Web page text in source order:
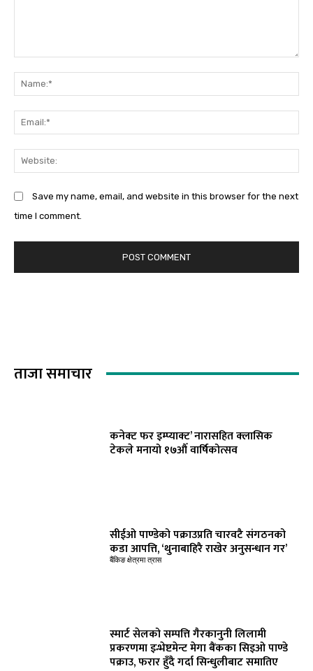
Save my name, email, and website in this browser for the next
time I comment.
ताजा समाचार
कनेक्ट फर इम्प्याक्ट’ नारासहित क्लासिक
टेकले मनायो १७औँ वार्षिकोत्सव
सीईओ पाण्डेको पक्राउप्रति चारवटै संगठनको
कडा आपत्ति, ‘थुनाबाहिरै राखेर अनुसन्धान गर’
बैंकिङ क्षेत्रमा त्रास
स्मार्ट सेलको सम्पत्ति गैरकानुनी लिलामी
प्रकरणमा इन्भेष्टमेन्ट मेगा बैंकका सिइओ पाण्डे
पक्राउ, फरार हुँदै गर्दा सिन्धुलीबाट समातिए